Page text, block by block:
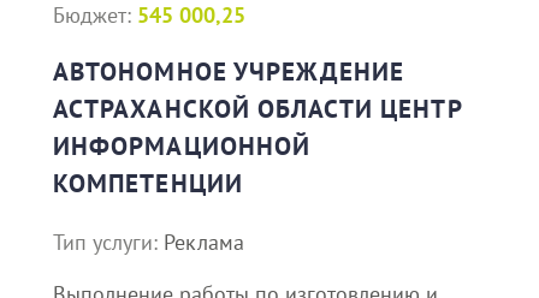
Бюджет: 545 000,25
АВТОНОМНОЕ УЧРЕЖДЕНИЕ
АСТРАХАНСКОЙ ОБЛАСТИ ЦЕНТР
ИНФОРМАЦИОННОЙ
КОМПЕТЕНЦИИ
Тип услуги: Реклама